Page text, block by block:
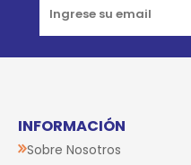
INFORMACIÓN
Sobre Nosotros